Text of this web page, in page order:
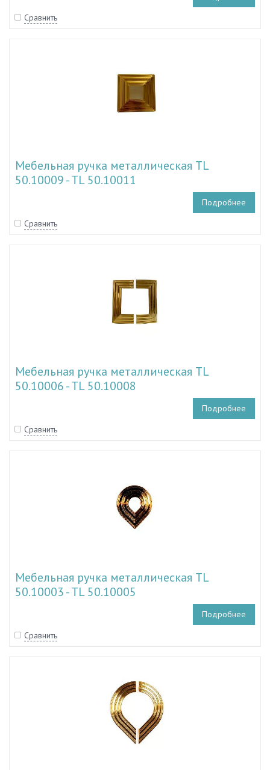
Сравнить
Мебельная ручка металлическая TL
50.10009 - TL 50.10011
Подробнее
Сравнить
Мебельная ручка металлическая TL
50.10006 - TL 50.10008
Подробнее
Сравнить
Мебельная ручка металлическая TL
50.10003 - TL 50.10005
Подробнее
Сравнить